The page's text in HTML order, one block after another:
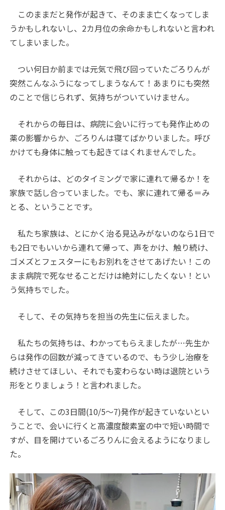
このままだと発作が起きて、そのまま亡くなってしま
うかもしれないし、2カ月位の余命かもしれないと言われ
てしまいました。
つい何日か前までは元気で飛び回っていたごろりんが
突然こんなふうになってしまうなんて！あまりにも突然
のことで信じられず、気持ちがついていけません。
それからの毎日は、病院に会いに行っても発作止めの
薬の影響からか、ごろりんは寝てばかりいました。呼び
かけても身体に触っても起きてはくれませんでした。
それからは、どのタイミングで家に連れて帰るか！を
家族で話し合っていました。でも、家に連れて帰る＝み
とる、ということです。
私たち家族は、とにかく治る見込みがないのなら1日で
も2日でもいいから連れて帰って、声をかけ、触り続け、
ゴメズとフェスターにもお別れをさせてあげたい！この
まま病院で死なせることだけは絶対にしたくない！とい
う気持ちでした。
そして、その気持ちを担当の先生に伝えました。
私たちの気持ちは、わかってもらえましたが…先生か
らは発作の回数が減ってきているので、もう少し治療を
続けさせてほしい、それでも変わらない時は退院という
形をとりましょう！と言われました。
そして、この3日間(10/5〜7)発作が起きていないとい
うことで、会いに行くと高濃度酸素室の中で短い時間で
すが、目を開けているごろりんに会えるようになりまし
た。